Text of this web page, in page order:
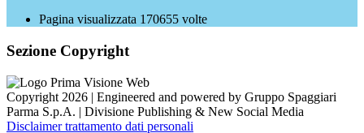
Pagina visualizzata 170655 volte
Sezione Copyright
Copyright 2026 | Engineered and powered by Gruppo Spaggiari
Parma S.p.A. | Divisione Publishing & New Social Media
Disclaimer trattamento dati personali